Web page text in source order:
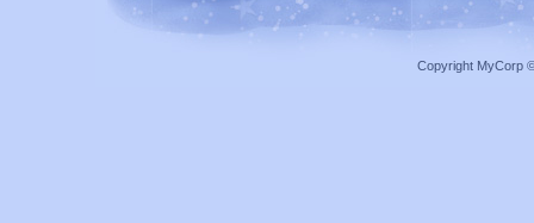
Copyright MyCorp